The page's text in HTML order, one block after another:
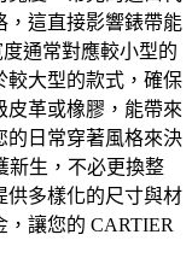
，這直接影響錶帶能
通常對應較小型的
較大型的款式，確保
皮革或橡膠，能帶來
的日常穿著風格來決
新生，不必更換整
供多樣化的尺寸與材
讓您的 CARTIER